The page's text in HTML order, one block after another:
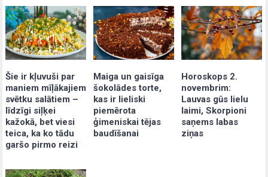
Šie ir kļuvuši par
maniem mīļākajiem
svētku salātiem –
līdzīgi siļķei
kažokā, bet viesi
teica, ka ko tādu
garšo pirmo reizi
Maiga un gaisīga
šokolādes torte,
kas ir lieliski
piemērota
ģimeniskai tējas
baudīšanai
Horoskops 2.
novembrim:
Lauvas gūs lielu
laimi, Skorpioni
saņems labas
ziņas